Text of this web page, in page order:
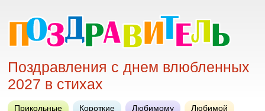
Поздравления с днем влюбленных
2027 в стихах
Прикольные Короткие Любимому Любимой